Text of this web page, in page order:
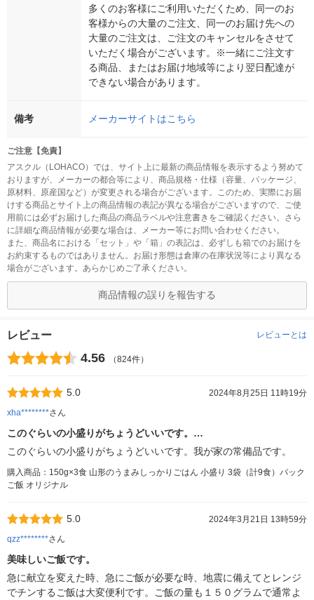
多くのお客様にご利用いただくため、同一のお
客様からの大量のご注文、同一のお届け先への
大量のご注文は、ご注文のキャンセルをさせて
いただく場合がございます。※一緒にご注文す
る商品、またはお届け地域等により翌日配達が
できない場合があります。
備考 メーカーサイトはこちら
ご注意【免責】
アスクル（LOHACO）では、サイト上に最新の商品情報を表示するよう努めて
おりますが、メーカーの都合等により、商品規格・仕様（容量、パッケージ、
原材料、原産国など）が変更される場合がございます。このため、実際にお届
けする商品とサイト上の商品情報の表記が異なる場合がございますので、ご使
用前には必ずお届けした商品の商品ラベルや注意書きをご確認ください。さら
に詳細な商品情報が必要な場合は、メーカー等にお問い合わせください。
また、商品名における「セット」や「箱」の表記は、必ずしも箱でのお届けを
お約束するものではありません。お届け形態は倉庫の在庫状況等により異なる
場合がございます。あらかじめご了承ください。
商品情報の誤りを報告する
レビュー レビューとは
4.56 （824件）
5.0
2024年8月25日 11時19分
xha********さん
このぐらいの小盛りがちょうどいいです。…
このぐらいの小盛りがちょうどいいです。我が家の常備品です。
購入商品：150g×3食 山形のうまみしっかりごはん 小盛り 3袋（計9食）パック
ご飯 オリジナル
5.0
2024年3月21日 13時59分
qzz********さん
美味しいご飯です。
急に献立を変えた時、急にご飯が必要な時、地震に備えてとレンジ
でチンするご飯は大変便利です。ご飯の量も１５０グラムで通常よ